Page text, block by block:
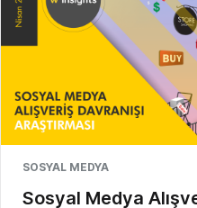
SOSYAL MEDYA
Sosyal Medya